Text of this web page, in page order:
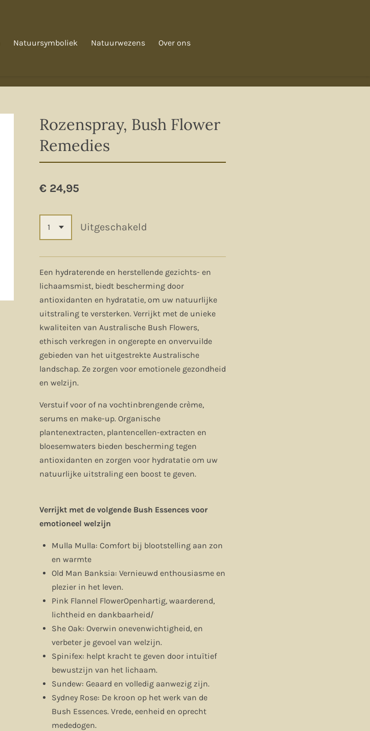
Natuursymboliek Natuurwezens
Over ons
Rozenspray, Bush Flower
Remedies
€ 24,95
Uitgeschakeld
Een hydraterende en herstellende gezichts- en
lichaamsmist, biedt bescherming door
antioxidanten en hydratatie, om uw natuurlijke
uitstraling te versterken. Verrijkt met de unieke
kwaliteiten van Australische Bush Flowers,
ethisch verkregen in ongerepte en onvervuilde
gebieden van het uitgestrekte Australische
landschap. Ze zorgen voor emotionele gezondheid
en welzijn.
Verstuif voor of na vochtinbrengende crème,
serums en make-up. Organische
plantenextracten, plantencellen-extracten en
bloesemwaters bieden bescherming tegen
antioxidanten en zorgen voor hydratatie om uw
natuurlijke uitstraling een boost te geven.
Verrijkt met de volgende Bush Essences voor
emotioneel welzijn
Mulla Mulla: Comfort bij blootstelling aan zon
en warmte
Old Man Banksia: Vernieuwd enthousiasme en
plezier in het leven.
Pink Flannel FlowerOpenhartig, waarderend,
lichtheid en dankbaarheid/
She Oak: Overwin onevenwichtigheid, en
verbeter je gevoel van welzijn.
Spinifex: helpt kracht te geven door intuïtief
bewustzijn van het lichaam.
Sundew: Geaard en volledig aanwezig zijn.
Sydney Rose: De kroon op het werk van de
Bush Essences. Vrede, eenheid en oprecht
mededogen.